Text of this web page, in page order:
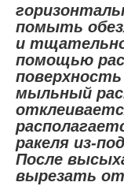
помыть
и
помощью
мыльный
ракеля из-
После
вырезать